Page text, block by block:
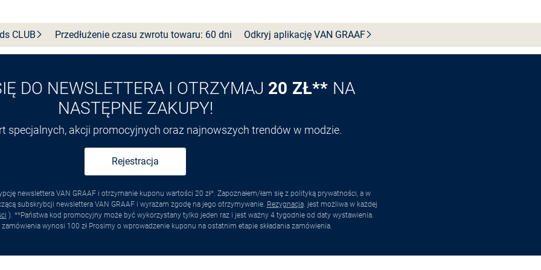
CLUB Przedłużenie czasu zwrotu towaru: 60 dni Odkryj aplikację VAN GRAAF
DO NEWSLETTERA I OTRZYMAJ 20 ZŁ** NA
NASTĘPNE ZAKUPY!
specjalnych, akcji promocyjnych oraz najnowszych trendów w modzie.
Rejestracja
newslettera VAN GRAAF i otrzymanie kuponu wartości 20 zł*. Zapoznałem/łam się z polityką prywatności, a w
subskrybcji newslettera VAN GRAAF i wyrażam zgodę na jego otrzymywanie. Rezygnacja. jest możliwa w każdej
). **Państwa kod promocyjny może być wykorzystany tylko jeden raz i jest ważny 4 tygodnie od daty wystawienia.
wynosi 100 zł Prosimy o wprowadzenie kuponu na ostatnim etapie składania zamówienia.